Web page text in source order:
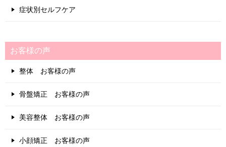
症状別セルフケア
お客様の声
整体 お客様の声
骨盤矯正 お客様の声
美容整体 お客様の声
小顔矯正 お客様の声